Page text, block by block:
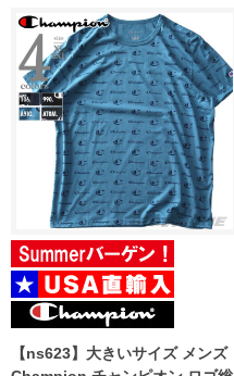
【ns623】大きいサイズ メンズ